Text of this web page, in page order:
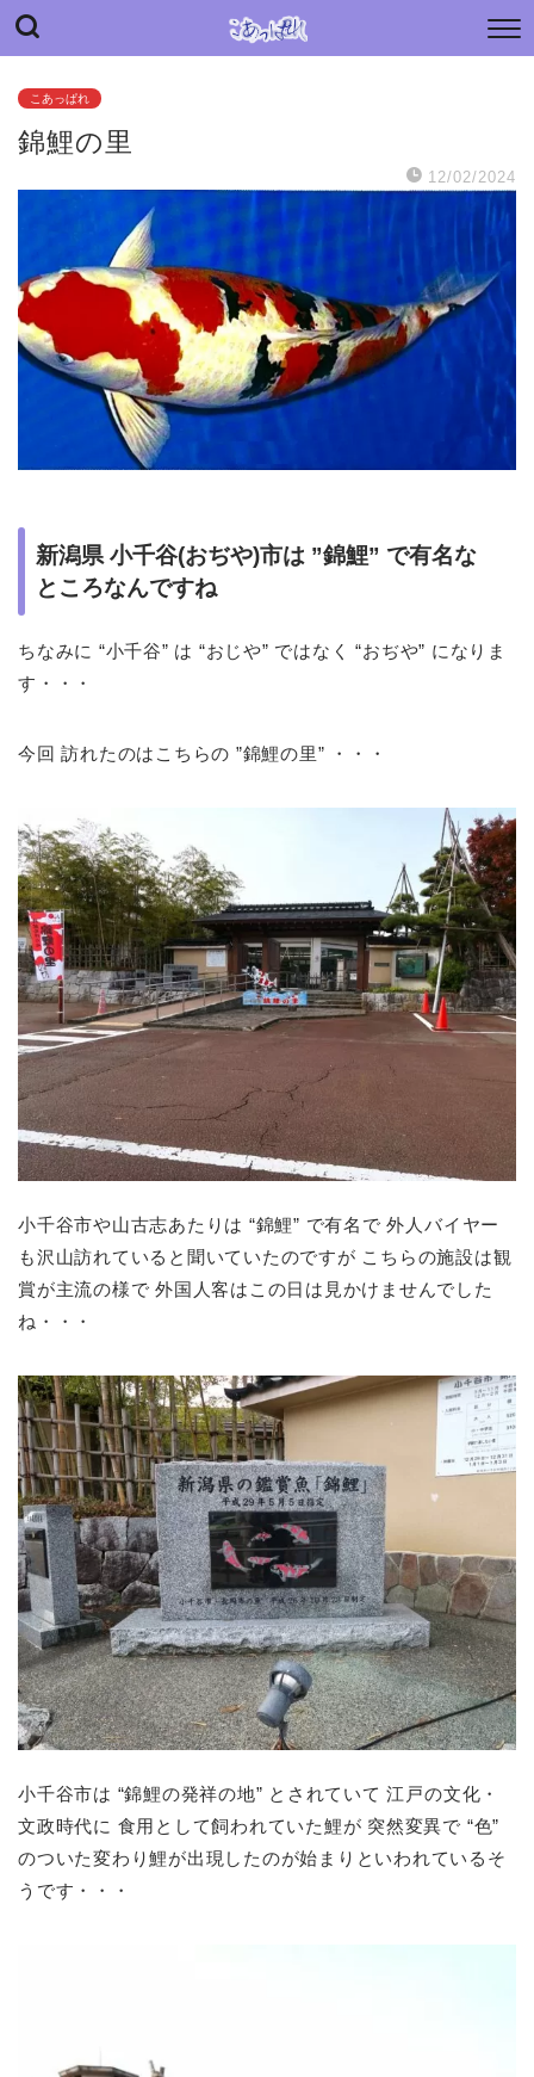
“こあっぱれ” blog
こあっぱれ
錦鯉の里
12/02/2024
新潟県 小千谷(おぢや)市は ”錦鯉” で有名な
ところなんですね
ちなみに “小千谷” は “おじや” ではなく “おぢや” になりま
す・・・
今回 訪れたのはこちらの ”錦鯉の里” ・・・
小千谷市や山古志あたりは “錦鯉” で有名で 外人バイヤー
も沢山訪れていると聞いていたのですが こちらの施設は観
賞が主流の様で 外国人客はこの日は見かけませんでした
ね・・・
小千谷市は “錦鯉の発祥の地” とされていて 江戸の文化・
文政時代に 食用として飼われていた鯉が 突然変異で “色”
のついた変わり鯉が出現したのが始まりといわれているそ
うです・・・